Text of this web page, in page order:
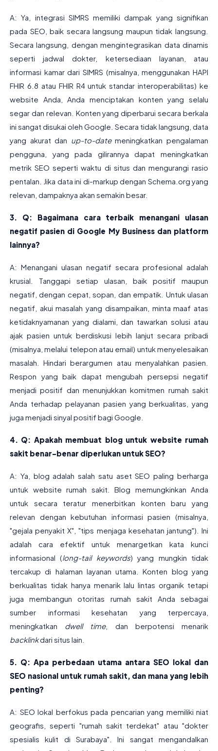
A: Ya, integrasi SIMRS memiliki dampak yang signifikan
pada SEO, baik secara langsung maupun tidak langsung.
Secara langsung, dengan mengintegrasikan data dinamis
seperti jadwal dokter, ketersediaan layanan, atau
informasi kamar dari SIMRS (misalnya, menggunakan HAPI
FHIR 6.8 atau FHIR R4 untuk standar interoperabilitas) ke
website Anda, Anda menciptakan konten yang selalu
segar dan relevan. Konten yang diperbarui secara berkala
ini sangat disukai oleh Google. Secara tidak langsung, data
yang akurat dan up-to-datemeningkatkan pengalaman
pengguna, yang pada gilirannya dapat meningkatkan
metrik SEO seperti waktu di situs dan mengurangi rasio
pentalan. Jika data ini di-markup dengan Schema.org yang
relevan, dampaknya akan semakin besar.
3. Q: Bagaimana cara terbaik menangani ulasan
negatif pasien di Google My Business dan platform
lainnya?
A: Menangani ulasan negatif secara profesional adalah
krusial. Tanggapi setiap ulasan, baik positif maupun
negatif, dengan cepat, sopan, dan empatik. Untuk ulasan
negatif, akui masalah yang disampaikan, minta maaf atas
ketidaknyamanan yang dialami, dan tawarkan solusi atau
ajak pasien untuk berdiskusi lebih lanjut secara pribadi
(misalnya, melalui telepon atau email) untuk menyelesaikan
masalah. Hindari berargumen atau menyalahkan pasien.
Respon yang baik dapat mengubah persepsi negatif
menjadi positif dan menunjukkan komitmen rumah sakit
Anda terhadap pelayanan pasien yang berkualitas, yang
juga menjadi sinyal positif bagi Google.
4. Q: Apakah membuat blog untuk website rumah
sakit benar-benar diperlukan untuk SEO?
A: Ya, blog adalah salah satu aset SEO paling berharga
untuk website rumah sakit. Blog memungkinkan Anda
untuk secara teratur menerbitkan konten baru yang
relevan dengan kebutuhan informasi pasien (misalnya,
"gejala penyakit X", "tips menjaga kesehatan jantung"). Ini
adalah cara efektif untuk menargetkan kata kunci
informasional (long-tail keywords) yang mungkin tidak
tercakup di halaman layanan utama. Konten blog yang
berkualitas tidak hanya menarik lalu lintas organik tetapi
juga membangun otoritas rumah sakit Anda sebagai
sumber informasi kesehatan yang terpercaya,
meningkatkan dwell time, dan berpotensi menarik
backlinkdari situs lain.
5. Q: Apa perbedaan utama antara SEO lokal dan
SEO nasional untuk rumah sakit, dan mana yang lebih
penting?
A: SEO lokal berfokus pada pencarian yang memiliki niat
geografis, seperti "rumah sakit terdekat" atau "dokter
spesialis kulit di Surabaya". Ini sangat mengandalkan